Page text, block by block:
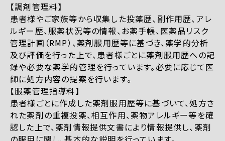
【調剤管理料】
患者様やご家族等から収集した投薬歴、副作用歴、アレ
ルギー歴、服薬状況等の情報、お薬手帳、医薬品リスク
管理計画（RMP）、薬剤服用歴等に基づき、薬学的分析
及び評価を行った上で、患者様ごとに薬剤服用歴への記
録や必要な薬学的管理を行っています。必要に応じて医
師に処方内容の提案を行います。
【服薬管理指導料】
患者様ごとに作成した薬剤服用歴等に基づいて、処方さ
れた薬剤の重複投薬、相互作用、薬物アレルギー等を確
認した上で、薬剤情報提供文書により情報提供し、薬剤